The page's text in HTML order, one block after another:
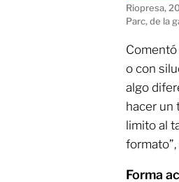
Riopresa,
Parc, de la
o con
algo
hacer un
limito al
Forma